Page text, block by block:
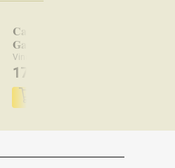
Can Sumoi Sumoll-
Garnacha 2024
Vino Rosso Penedès
17,70